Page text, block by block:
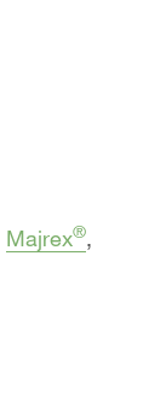
Majrex®,